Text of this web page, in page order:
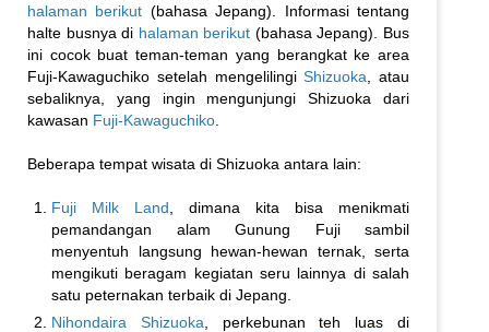
halaman berikut (bahasa Jepang). Informasi tentang
halte busnya di halaman berikut (bahasa Jepang). Bus
ini cocok buat teman-teman yang berangkat ke area
Fuji-Kawaguchiko setelah mengelilingiShizuoka , atau
sebaliknya, yang ingin mengunjungi Shizuoka dari
kawasan Fuji-Kawaguchiko
Beberapa tempat wisata di Shizuoka antara lain:
Fuji Milk Land , dimana kita bisa menikmati
pemandangan alam Gunung Fuji sambil
menyentuh langsung hewan-hewan ternak, serta
mengikuti beragam kegiatan seru lainnya di salah
satu peternakan terbaik di Jepang.
Nihondaira Shizuoka , perkebunan teh luas di